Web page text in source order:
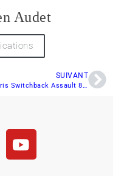
Audet
SUIVANT
Polaris Switchback Assault 850 Patriot Boost 2023, du plaisir avec un petit « Boost » !!